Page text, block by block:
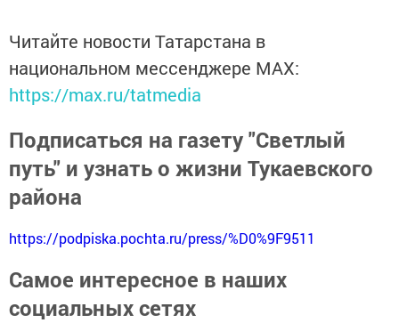
Читайте новости Татарстана в
национальном мессенджере MАХ:
https://max.ru/tatmedia
Подписаться на газету "Светлый
путь" и узнать о жизни Тукаевского
района
https://podpiska.pochta.ru/press/%D0%9F9511
Самое интересное в наших
социальных сетях